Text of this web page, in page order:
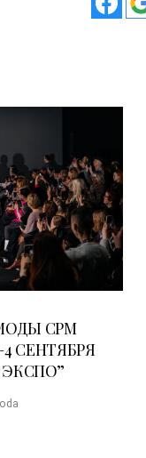
CPM
СЕНТЯБРЯ
ЭКСПО”